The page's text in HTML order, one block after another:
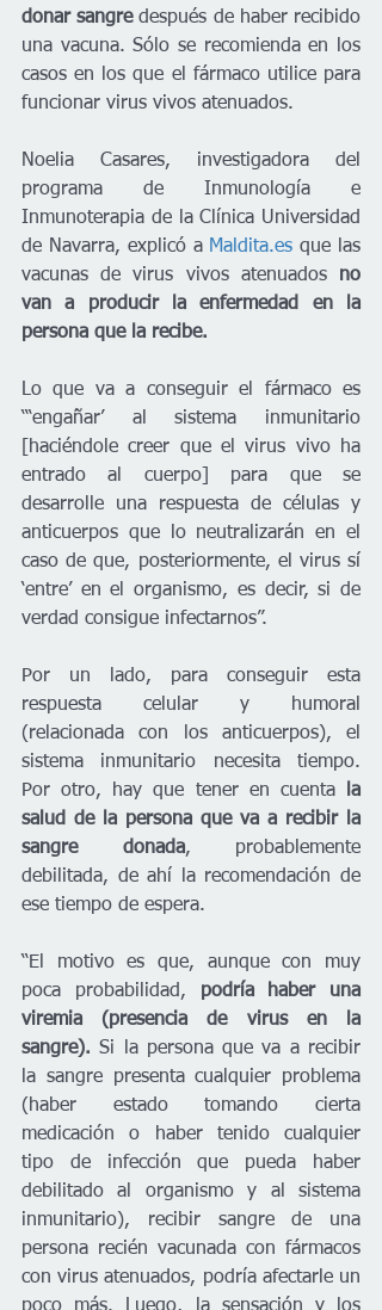
donar sangre después de haber recibido
una vacuna. Sólo se recomienda en los
casos en los que el fármaco utilice para
funcionar virus vivos atenuados.
Noelia Casares, investigadora del
programa de Inmunología e
Inmunoterapia de la Clínica Universidad
de Navarra, explicó a Maldita.es que las
vacunas de virus vivos atenuados no
van a producir la enfermedad en la
persona que la recibe.
Lo que va a conseguir el fármaco es
“‘engañar’ al sistema inmunitario
[haciéndole creer que el virus vivo ha
entrado al cuerpo] para que se
desarrolle una respuesta de células y
anticuerpos que lo neutralizarán en el
caso de que, posteriormente, el virus sí
‘entre’ en el organismo, es decir, si de
verdad consigue infectarnos”.
Por un lado, para conseguir esta
respuesta celular y humoral
(relacionada con los anticuerpos), el
sistema inmunitario necesita tiempo.
Por otro, hay que tener en cuenta
la
salud de la persona que va a recibir la
sangre donada, probablemente
debilitada, de ahí la recomendación de
ese tiempo de espera.
“El motivo es que, aunque con muy
poca probabilidad, podría haber una
viremia (presencia de virus en la
sangre). Si la persona que va a recibir
la sangre presenta cualquier problema
(haber estado tomando cierta
medicación o haber tenido cualquier
tipo de infección que pueda haber
debilitado al organismo y al sistema
inmunitario), recibir sangre de una
persona recién vacunada con fármacos
con virus atenuados, podría afectarle un